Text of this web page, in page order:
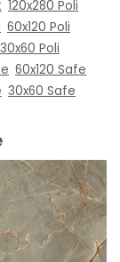
120x280 Poli
60x120 Poli
30x60 Poli
60x120 Safe
30x60 Safe